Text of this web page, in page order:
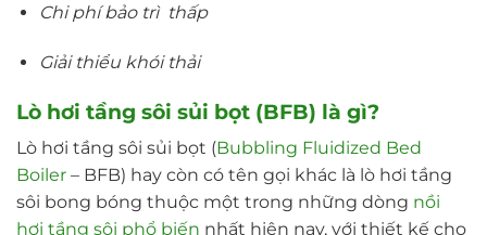
Chi phí bảo trì thấp
Giải thiểu khói thải
Lò hơi tầng sôi sủi bọt (BFB) là gì?
Lò hơi tầng sôi sủi bọt (Bubbling Fluidized Bed
Boiler – BFB) hay còn có tên gọi khác là lò hơi tầng
sôi bong bóng thuộc một trong những dòng nồi
hơi tầng sôi phổ biến nhất hiện nay, với thiết kế cho